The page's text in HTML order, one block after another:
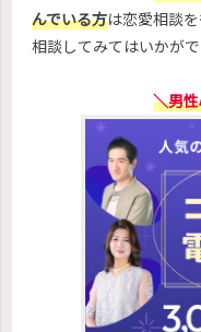
んでいる方は恋愛相談
相談してみてはいかが
＼男